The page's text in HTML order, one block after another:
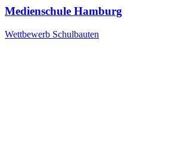
Medienschule Hamburg
Wettbewerb Schulbauten